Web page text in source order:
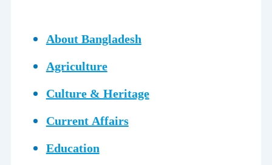
About Bangladesh
Agriculture
Culture & Heritage
Current Affairs
Education